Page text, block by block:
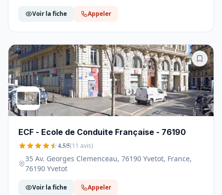
Voir la fiche Appeler
ECF - Ecole de Conduite Française - 76190
4.5/5(11 avis)
35 Av. Georges Clemenceau, 76190 Yvetot, France,
76190 Yvetot
Voir la fiche Appeler